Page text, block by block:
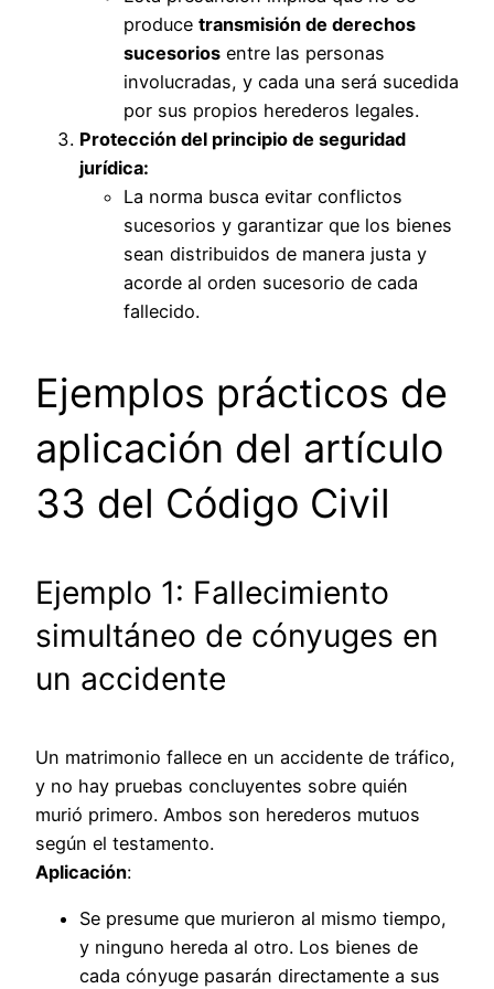
produce transmisión de derechos
sucesorios entre las personas
involucradas, y cada una será sucedida
por sus propios herederos legales.
Protección del principio de seguridad
jurídica:
La norma busca evitar conflictos
sucesorios y garantizar que los bienes
sean distribuidos de manera justa y
acorde al orden sucesorio de cada
fallecido.
Ejemplos prácticos de
aplicación del artículo
33 del Código Civil
Ejemplo 1: Fallecimiento
simultáneo de cónyuges en
un accidente
Un matrimonio fallece en un accidente de tráfico,
y no hay pruebas concluyentes sobre quién
murió primero. Ambos son herederos mutuos
según el testamento.
Aplicación:
Se presume que murieron al mismo tiempo,
y ninguno hereda al otro. Los bienes de
cada cónyuge pasarán directamente a sus